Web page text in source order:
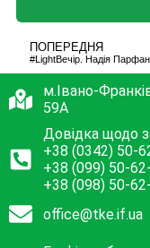
ПОПЕРЕДНЯ
#LightВечір. Надія Парфан
м.Івано-
59А
Довідка щодо
+38 (0342) 50-
+38 (099) 50-
+38 (098) 50-
office@tke.if.ua